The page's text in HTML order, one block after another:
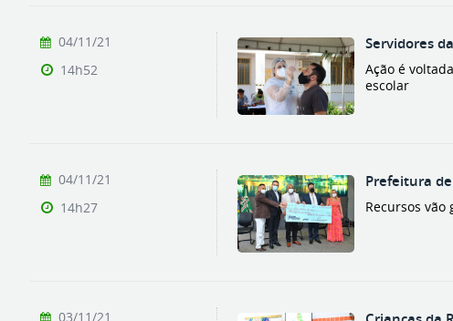
Servidores
Ação é
escolar
04/11/21
14h52
Prefeitura
Recursos
04/11/21
14h27
03/11/21